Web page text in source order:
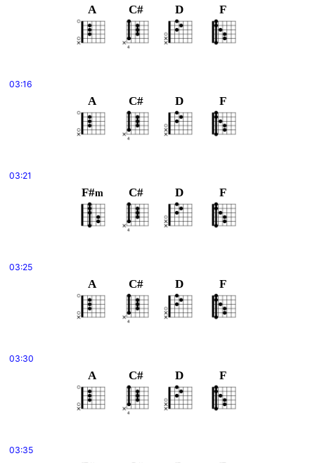
A C# D F
03:16
A C# D F
03:21
F#m C# D F
03:25
A C# D F
03:30
A C# D F
03:35